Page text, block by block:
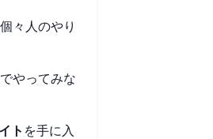
々人のやり
やってみな
ト を手に入